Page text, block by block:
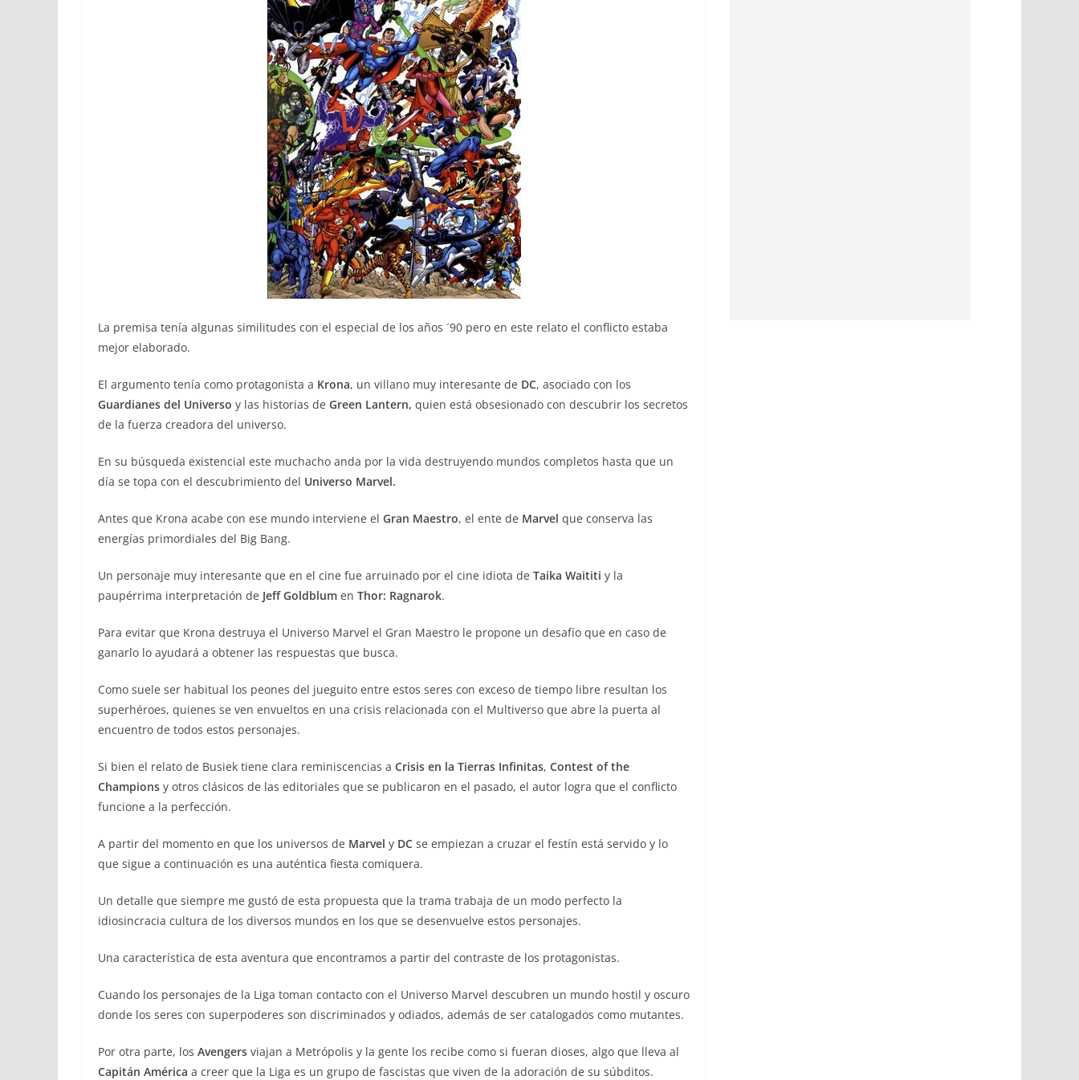
La premisa tenía algunas similitudes con el especial de los años ´90 pero en este relato el conflicto estaba
mejor elaborado.
El argumento tenía como protagonista a Krona, un villano muy interesante de DC, asociado con los
Guardianes del Universo y las historias de Green Lantern, quien está obsesionado con descubrir los secretos
de la fuerza creadora del universo.
En su búsqueda existencial este muchacho anda por la vida destruyendo mundos completos hasta que un
día se topa con el descubrimiento del Universo Marvel.
Antes que Krona acabe con ese mundo interviene el Gran Maestro, el ente de Marvel que conserva las
energías primordiales del Big Bang.
Un personaje muy interesante que en el cine fue arruinado por el cine idiota de Taika Waititi y la
paupérrima interpretación de Jeff Goldblum en Thor: Ragnarok.
Para evitar que Krona destruya el Universo Marvel el Gran Maestro le propone un desafío que en caso de
ganarlo lo ayudará a obtener las respuestas que busca.
Como suele ser habitual los peones del jueguito entre estos seres con exceso de tiempo libre resultan los
superhéroes, quienes se ven envueltos en una crisis relacionada con el Multiverso que abre la puerta al
encuentro de todos estos personajes.
Si bien el relato de Busiek tiene clara reminiscencias a Crisis en la Tierras Infinitas, Contest of the
Champions y otros clásicos de las editoriales que se publicaron en el pasado, el autor logra que el conflicto
funcione a la perfección.
A partir del momento en que los universos de Marvel y DC se empiezan a cruzar el festín está servido y lo
que sigue a continuación es una auténtica fiesta comiquera.
Un detalle que siempre me gustó de esta propuesta que la trama trabaja de un modo perfecto la
idiosincracia cultura de los diversos mundos en los que se desenvuelve estos personajes.
Una característica de esta aventura que encontramos a partir del contraste de los protagonistas.
Cuando los personajes de la Liga toman contacto con el Universo Marvel descubren un mundo hostil y oscuro
donde los seres con superpoderes son discriminados y odiados, además de ser catalogados como mutantes.
Por otra parte, los Avengers viajan a Metrópolis y la gente los recibe como si fueran dioses, algo que lleva al
Capitán América a creer que la Liga es un grupo de fascistas que viven de la adoración de su súbditos.